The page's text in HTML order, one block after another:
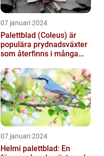
07 januari 2024
Palettblad (Coleus) är
populära prydnadsväxter
som återfinns i många
trädgårdar...
07 januari 2024
Helmi palettblad: En